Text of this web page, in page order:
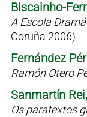
Biscainho-
A Escola
Coruña 2006)
Fernández
Ramón Otero
Sanmartín
Os paratextos